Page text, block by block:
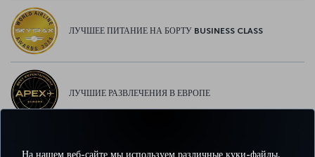
На нашем веб-сайте мы используем различные куки-файлы,
ЛУЧШЕЕ ПИТАНИЕ НА БОРТУ BUSINESS CLASS
ЛУЧШИЕ РАЗВЛЕЧЕНИЯ В ЕВРОПЕ